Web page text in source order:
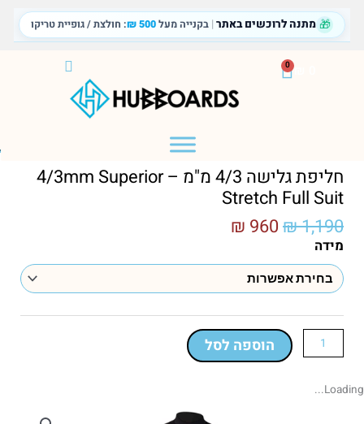
לתוכן
🎁 מתנה לרוכשים באתר | בקנייה מעל500 ₪ : חולצת / גופיית טריקו
0
עגלת
חליפת גלישה 4/3 מ"מ – 4/3mm Superior
Stretch Full Suit
₪1,190 המחיר
היה:
₪ 1,190.
₪ 960
הוא:
מידה
כמות
של
חליפת
גלישה
4/3
מ"מ
Superior
הוספה לסל
Loading...